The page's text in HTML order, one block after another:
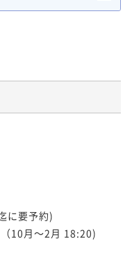
に要予約)
10月～2月 18:20)